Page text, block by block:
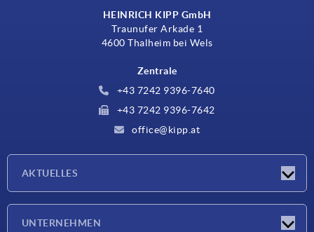
HEINRICH KIPP GmbH
Traunufer Arkade 1
4600 Thalheim bei Wels
Zentrale
+43 7242 9396-7640
+43 7242 9396-7642
office@kipp.at
AKTUELLES
UNTERNEHMEN